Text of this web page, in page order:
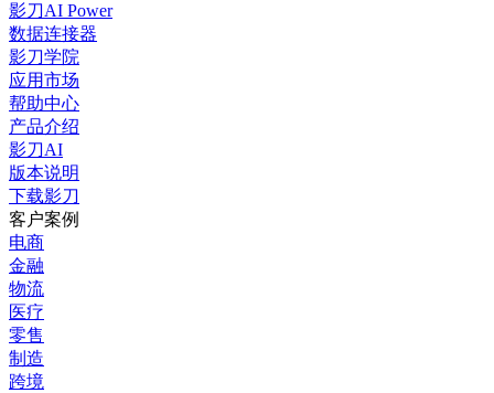
影刀AI Power
数据连接器
影刀学院
应用市场
帮助中心
产品介绍
影刀AI
版本说明
下载影刀
客户案例
电商
金融
物流
医疗
零售
制造
跨境